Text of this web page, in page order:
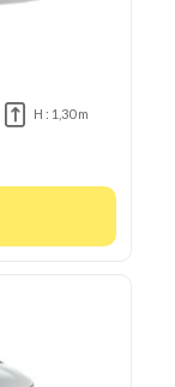
H : 1,30 m